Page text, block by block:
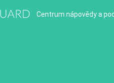
Centrum nápovědy a